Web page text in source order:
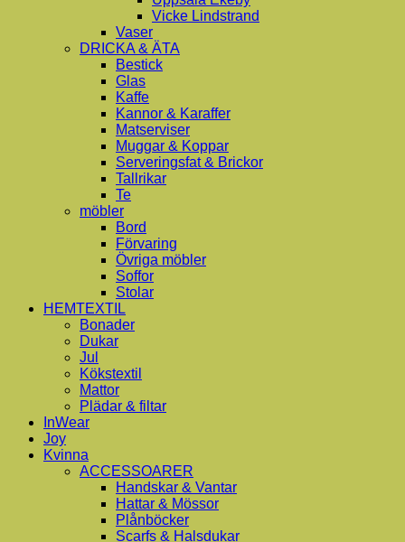
Vicke Lindstrand
Vaser
DRICKA & ÄTA
Bestick
Glas
Kaffe
Kannor & Karaffer
Matserviser
Muggar & Koppar
Serveringsfat & Brickor
Tallrikar
Te
möbler
Bord
Förvaring
Övriga möbler
Soffor
Stolar
HEMTEXTIL
Bonader
Dukar
Jul
Kökstextil
Mattor
Plädar & filtar
InWear
Joy
Kvinna
ACCESSOARER
Handskar & Vantar
Hattar & Mössor
Plånböcker
Scarfs & Halsdukar